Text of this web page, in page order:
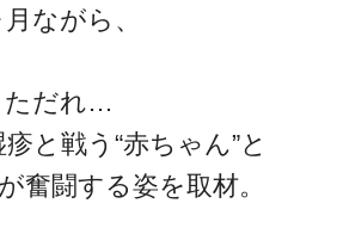
ながら、
ただれ…
と戦う“赤ちゃん”と
奮闘する姿を取材。